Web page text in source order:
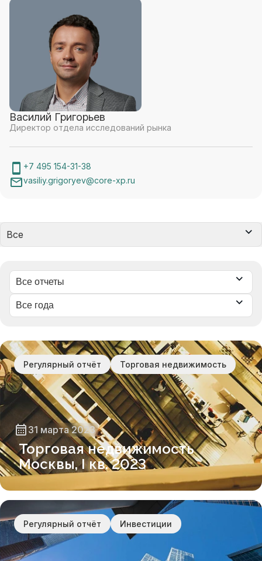
Василий Григорьев
Директор отдела исследований рынка
+7 495 154-31-38
vasiliy.grigoryev@core-xp.ru
Регулярный отчёт Торговая недвижимость
31 марта 2023
Торговая недвижимость
Москвы, I кв. 2023
Регулярный отчёт Инвестиции